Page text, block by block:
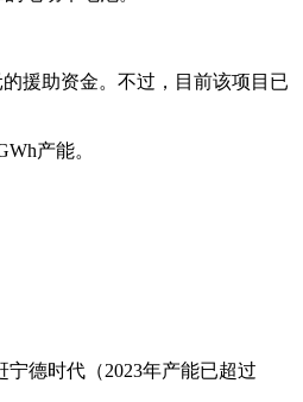
援助资金。不过，目前该项目已
产能。
宁德时代（2023年产能已超过